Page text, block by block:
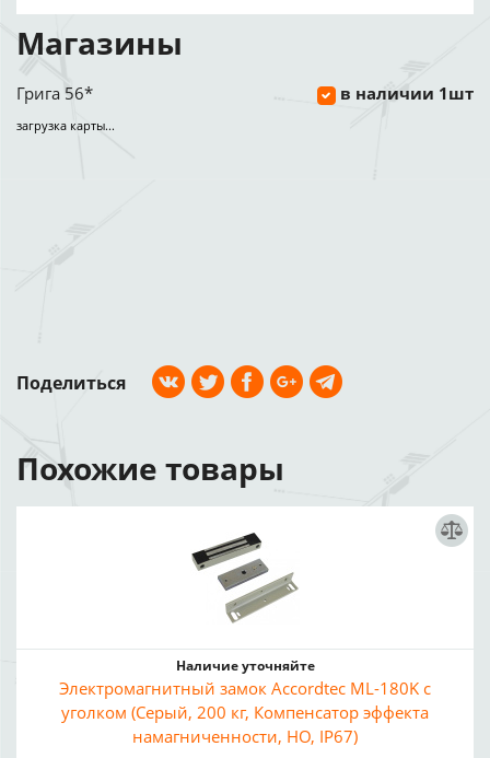
Магазины
Грига 56* в наличии 1шт
загрузка карты...
Поделиться
Похожие товары
Наличие уточняйте
Электромагнитный замок Accordtec ML-180K с
уголком (Серый, 200 кг, Компенсатор эффекта
намагниченности, НО, IP67)